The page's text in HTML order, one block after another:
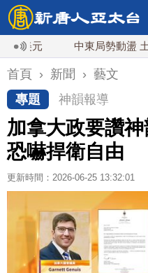
中東局勢動盪 土耳其
首頁 › 新聞 › 藝文
專題
神韻報導
加拿大政要讚
恐嚇捍衛自由
更新時間：2026-06-25 13:32:01